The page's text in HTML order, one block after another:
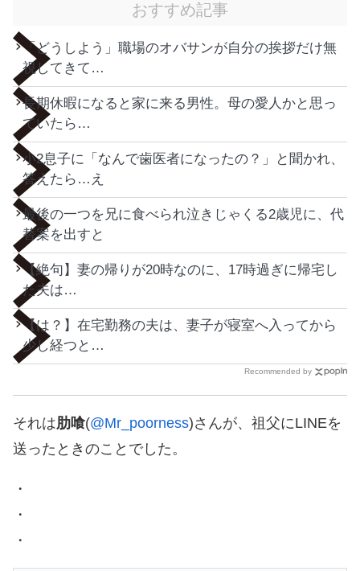
おすすめ記事
「どうしよう」職場のオバサンが自分の挨拶だけ無
視してきて…
長期休暇になると家に来る男性。母の愛人かと思っ
ていたら…
小2息子に「なんで歯医者になったの？」と聞かれ、
答えたら…え
最後の一つを兄に食べられ泣きじゃくる2歳児に、代
替案を出すと
【絶句】妻の帰りが20時なのに、17時過ぎに帰宅し
た夫は…
【は？】在宅勤務の夫は、妻子が寝室へ入ってから
少し経つと…
Recommended by
それは肋喰(@Mr_poorness)さんが、祖父にLINEを
送ったときのことでした。
・
・
・